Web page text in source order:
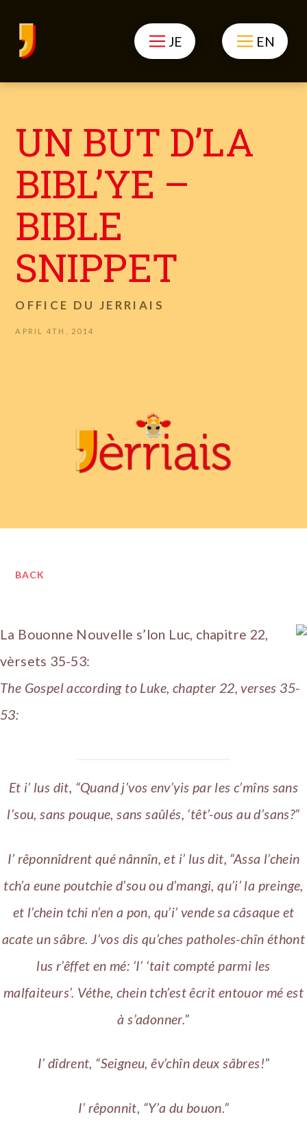
JE EN
UN BUT D’LA
BIBL’YE –
BIBLE
SNIPPET
OFFICE DU JERRIAIS
APRIL 4TH, 2014
BACK
La Bouonne Nouvelle s’lon Luc, chapitre 22,
vèrsets 35-53:
The Gospel according to Luke, chapter 22, verses 35-
53:
Et i’ lus dit, “Quand j’vos env’yis par les c’mîns sans
l’sou, sans pouque, sans saûlés, ‘têt’-ous au d’sans?”
I’ rêponnîdrent qué nânnîn, et i’ lus dit, “Assa l’chein
tch’a eune poutchie d’sou ou d’mangi, qu’i’ la preinge,
et l’chein tchi n’en a pon, qu’i’ vende sa câsaque et
acate un sâbre. J’vos dis qu’ches patholes-chîn éthont
lus r’êffet en mé: ‘I’ ‘tait compté parmi les
malfaiteurs’. Véthe, chein tch’est êcrit entouor mé est
à s’adonner.”
I’ dîdrent, “Seigneu, êv’chîn deux sâbres!”
I’ rêponnit, “Y’a du bouon.”